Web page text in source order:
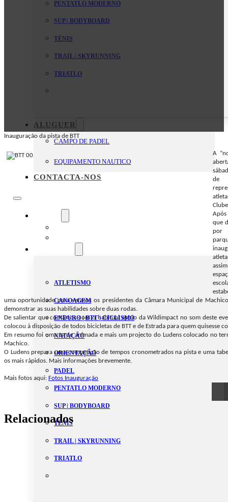
PENTATLO MODERNO
SUP | BODYBOARD
TÉNIS
TRAIL | SKYRUNNING
TRIATLO
ALUGUER
CAMPO DE PADEL
EQUIPAMENTO NAUTICO
CONTACTA-NOS
ATLETISMO
CANOAGEM
ENDURO | BTT | CICLISMO
NATAÇÃO
ORIENTAÇÃO
PADEL
PENTATLO MODERNO
SUP | BODYBOARD
TÉNIS
TRAIL | SKYRUNNING
TRIATLO
Inauguração da pista de BTT
A
de
que
por
uma oportunidade para vermos os presidentes da Câmara Municipal de
demonstrar as suas habilidades sobre duas rodas.
De salientar que contámos com o habitual apoio da Wildimpact no som deste
colocou à disposição de todos bicicletas de BTT e de Estrada para quem quisesse
Em resumo foi uma tarde animada e mais um projecto do Ludens colocado no
Machico.
O Ludens prepara uma competição de tempos cronometrados na pista e uma
os mais rápidos. Mais informações brevemente.
Mais fotos aqui: Fotos Inauguração
Relacionados